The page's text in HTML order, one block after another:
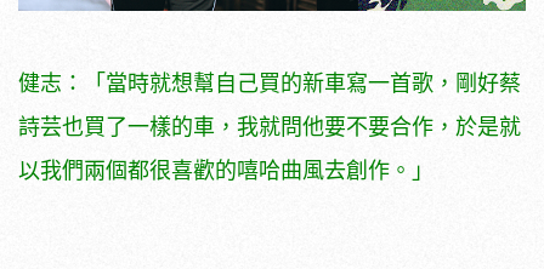
健志：「當時就想幫自己買的新車寫一首歌，剛好蔡
詩芸也買了一樣的車，我就問他要不要合作，於是就
以我們兩個都很喜歡的嘻哈曲風去創作。」